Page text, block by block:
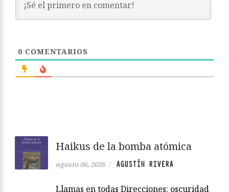
0 COMENTARIOS
Haikus de la bomba atómica
agosto 06, 2026 / AGUSTÍN RIVERA
Llamas en todas Direcciones: oscuridad